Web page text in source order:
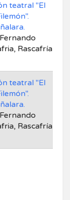
teatral "El
Rascafría
teatral "El
Rascafría